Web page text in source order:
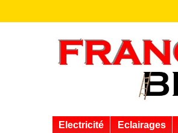
Electricité Eclairages